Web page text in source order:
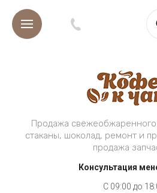
Продажа
стаканы, шоколад, ремонт и
продажа
Консультация
C 09:00 до